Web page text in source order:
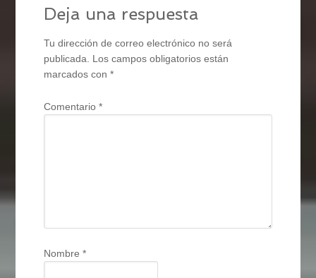
Deja una respuesta
Tu dirección de correo electrónico no será
publicada. Los campos obligatorios están
marcados con*
Comentario*
Nombre*